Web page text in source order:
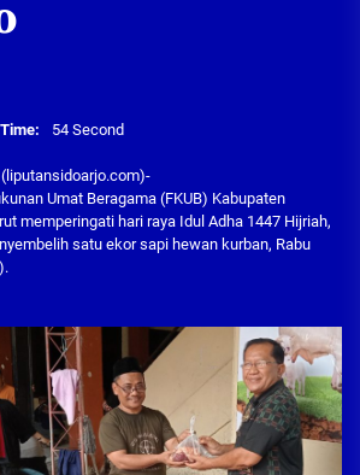
54 Second
(liputansidoarjo.com)-
Umat Beragama (FKUB) Kabupaten
memperingati hari raya Idul Adha 1447 Hijriah,
satu ekor sapi hewan kurban, Rabu